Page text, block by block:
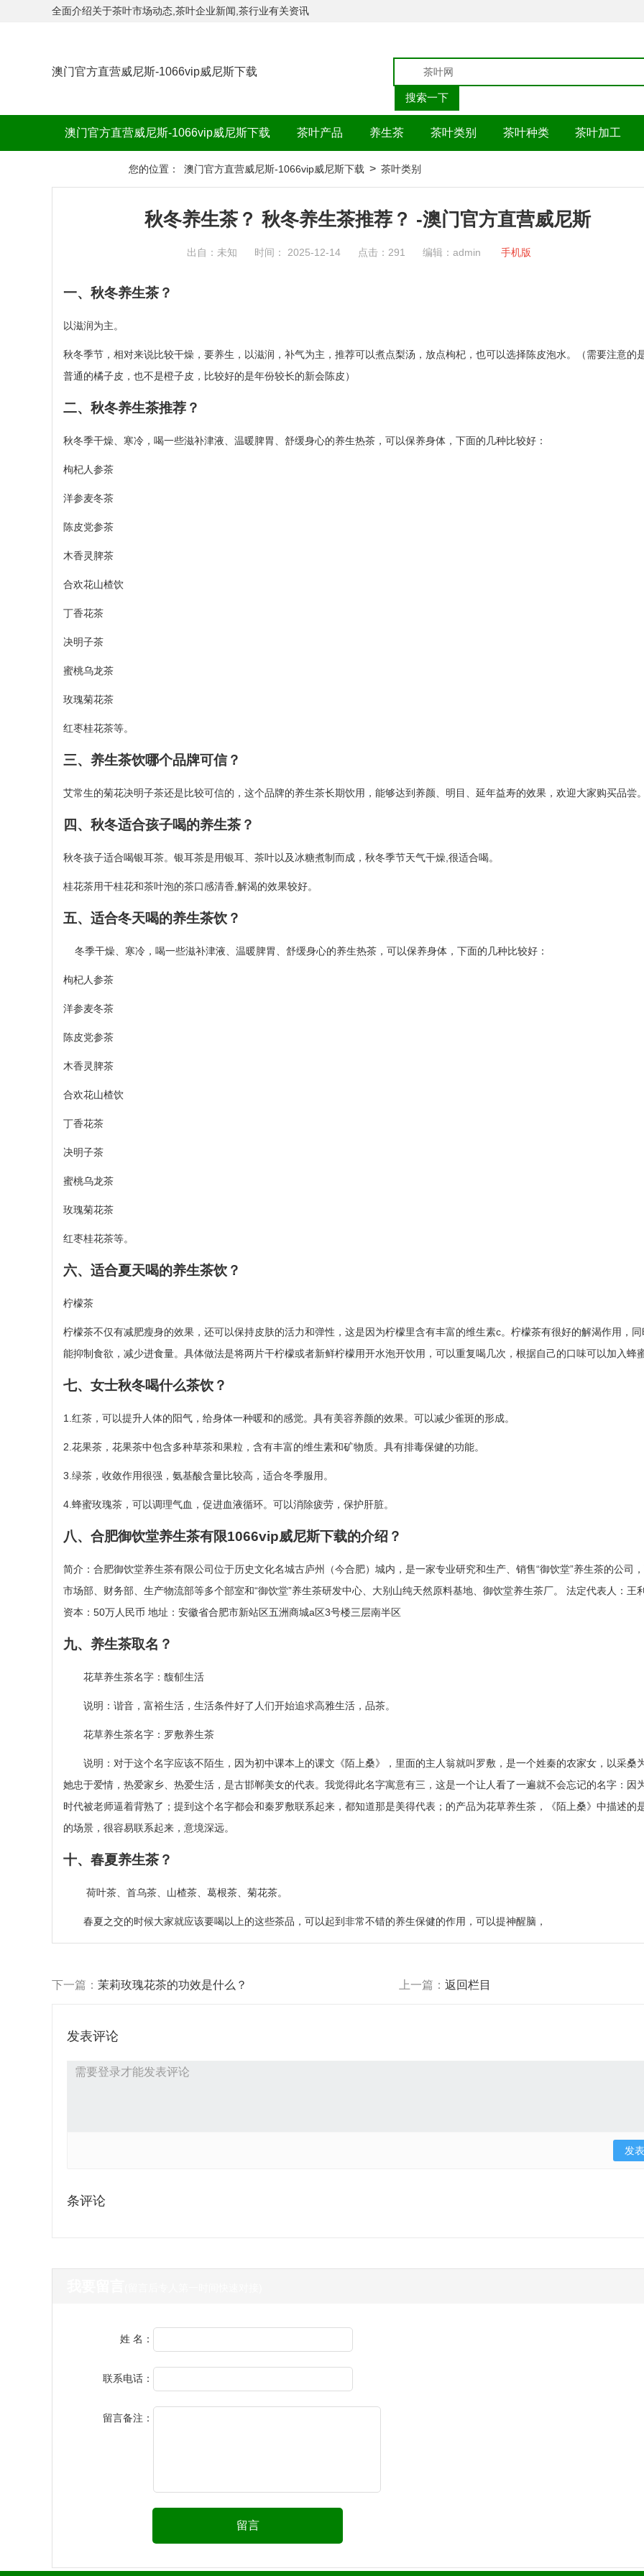
全面介绍关于茶叶市场动态,茶叶企业新闻,茶行业有关资讯
澳门官方直营威尼斯-1066vip威尼斯下载
澳门官方直营威尼斯-1066vip威尼斯下载 茶叶产品 养生茶 茶叶类别 茶叶种类 茶叶加工
您的位置： 澳门官方直营威尼斯-1066vip威尼斯下载 > 茶叶类别
秋冬养生茶？ 秋冬养生茶推荐？ -澳门官方直营威尼斯
出自：未知 时间： 2025-12-14 点击：291 编辑：admin 手机版
一、秋冬养生茶？
以滋润为主。
秋冬季节，相对来说比较干燥，要养生，以滋润，补气为主，推荐可以煮点梨汤，放点枸杞，也可以选择陈皮泡水。（需要注意的
普通的橘子皮，也不是橙子皮，比较好的是年份较长的新会陈皮）
二、秋冬养生茶推荐？
秋冬季干燥、寒冷，喝一些滋补津液、温暖脾胃、舒缓身心的养生热茶，可以保养身体，下面的几种比较好：
枸杞人参茶
洋参麦冬茶
陈皮党参茶
木香灵脾茶
合欢花山楂饮
丁香花茶
决明子茶
蜜桃乌龙茶
玫瑰菊花茶
红枣桂花茶等。
三、养生茶饮哪个品牌可信？
艾常生的菊花决明子茶还是比较可信的，这个品牌的养生茶长期饮用，能够达到养颜、明目、延年益寿的效果，欢迎大家购买品尝。
四、秋冬适合孩子喝的养生茶？
秋冬孩子适合喝银耳茶。银耳茶是用银耳、茶叶以及冰糖煮制而成，秋冬季节天气干燥,很适合喝。
桂花茶用干桂花和茶叶泡的茶口感清香,解渴的效果较好。
五、适合冬天喝的养生茶饮？
冬季干燥、寒冷，喝一些滋补津液、温暖脾胃、舒缓身心的养生热茶，可以保养身体，下面的几种比较好：
枸杞人参茶
洋参麦冬茶
陈皮党参茶
木香灵脾茶
合欢花山楂饮
丁香花茶
决明子茶
蜜桃乌龙茶
玫瑰菊花茶
红枣桂花茶等。
六、适合夏天喝的养生茶饮？
柠檬茶
柠檬茶不仅有减肥瘦身的效果，还可以保持皮肤的活力和弹性，这是因为柠檬里含有丰富的维生素c。柠檬茶有很好的解渴作用，同
能抑制食欲，减少进食量。具体做法是将两片干柠檬或者新鲜柠檬用开水泡开饮用，可以重复喝几次，根据自己的口味可以加入蜂
七、女士秋冬喝什么茶饮？
1.红茶，可以提升人体的阳气，给身体一种暖和的感觉。具有美容养颜的效果。可以减少雀斑的形成。
2.花果茶，花果茶中包含多种草茶和果粒，含有丰富的维生素和矿物质。具有排毒保健的功能。
3.绿茶，收敛作用很强，氨基酸含量比较高，适合冬季服用。
4.蜂蜜玫瑰茶，可以调理气血，促进血液循环。可以消除疲劳，保护肝脏。
八、合肥御饮堂养生茶有限1066vip威尼斯下载的介绍？
简介：合肥御饮堂养生茶有限公司位于历史文化名城古庐州（今合肥）城内，是一家专业研究和生产、销售“御饮堂”养生茶的公司
市场部、财务部、生产物流部等多个部室和“御饮堂”养生茶研发中心、大别山纯天然原料基地、御饮堂养生茶厂。 法定代表人：王
资本：50万人民币 地址：安徽省合肥市新站区五洲商城a区3号楼三层南半区
九、养生茶取名？
花草养生茶名字：馥郁生活
说明：谐音，富裕生活，生活条件好了人们开始追求高雅生活，品茶。
花草养生茶名字：罗敷养生茶
说明：对于这个名字应该不陌生，因为初中课本上的课文《陌上桑》，里面的主人翁就叫罗敷，是一个姓秦的农家女，以采桑
她忠于爱情，热爱家乡、热爱生活，是古邯郸美女的代表。我觉得此名字寓意有三，这是一个让人看了一遍就不会忘记的名字：因
时代被老师逼着背熟了；提到这个名字都会和秦罗敷联系起来，都知道那是美得代表；的产品为花草养生茶，《陌上桑》中描述的
的场景，很容易联系起来，意境深远。
十、春夏养生茶？
荷叶茶、首乌茶、山楂茶、葛根茶、菊花茶。
春夏之交的时候大家就应该要喝以上的这些茶品，可以起到非常不错的养生保健的作用，可以提神醒脑，
下一篇： 茉莉玫瑰花茶的功效是什么？ 上一篇： 返回栏目
发表评论
条评论
姓 名：
联系电话：
留言备注：
留言